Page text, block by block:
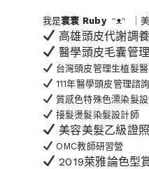
我是寰寰 Rubyᵔᴥᵔ ｜
高雄頭皮代謝調
醫學頭皮毛囊管
台灣頭皮管理生植髮
111年醫學頭皮管理諮
質感色特殊色漂染髮
接髮燙髮染髮設計師
美容美髮乙級證照
OMC教師研習營
2019萊雅論色型